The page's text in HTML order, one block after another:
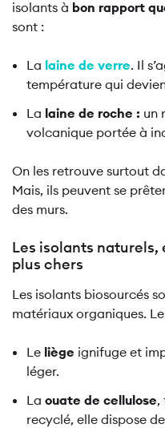
isolants à bon rapport
sont :
La laine de verre. Il
température qui
La laine de roche : un
volcanique portée à
On les retrouve surtout
Mais, ils peuvent se
des murs.
Les isolants naturels,
plus chers
Les isolants biosourcés
matériaux organiques.
Le liège ignifuge et
léger.
La ouate de cellulose,
recyclé, elle dispose